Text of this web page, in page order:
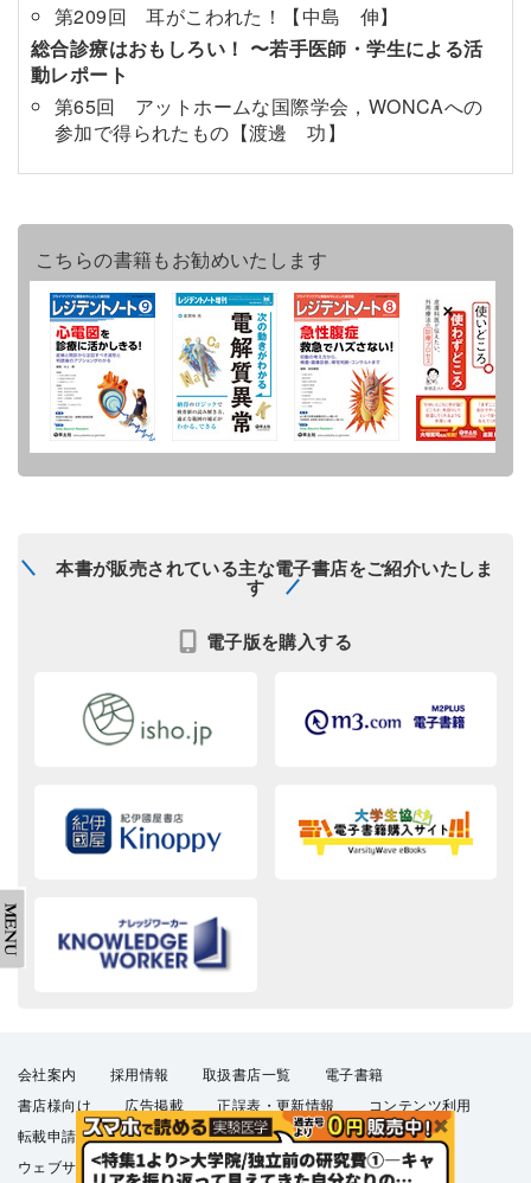
第209回 耳がこわれた！【中島 伸】
総合診療はおもしろい！ 〜若手医師・学生による活
動レポート
第65回 アットホームな国際学会，WONCAへの
参加で得られたもの【渡邊 功】
こちらの書籍もお勧めいたします
本書が販売されている主な電子書店をご紹介いたしま
す
電子版を購入する
会社案内 採用情報 取扱書店一覧
電子書籍
書店様向け
広告掲載 正誤表・更新情報
コンテンツ利用
転載申請
プライバシーポリシー
羊土社会員規約
ウェブサイト利用規約
羊土社のSNS・メールマガジン